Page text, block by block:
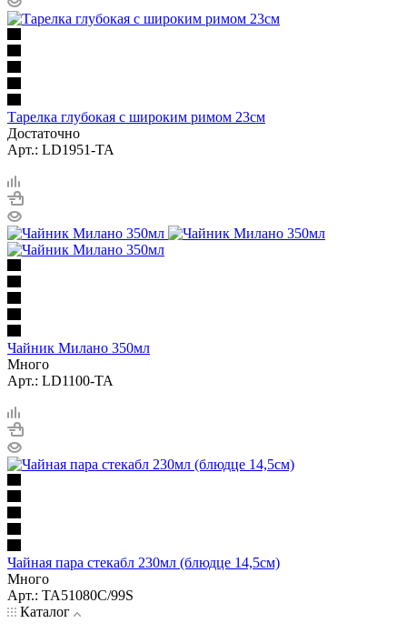
Тарелка глубокая с широким римом 23см
Достаточно
Арт.: LD1951-TA
Чайник Милано 350мл
Много
Арт.: LD1100-TA
Чайная пара стекабл 230мл (блюдце 14,5см)
Много
Арт.: TA51080C/99S
Каталог